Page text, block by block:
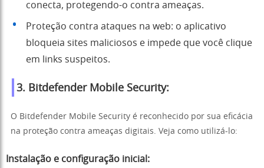
conecta, protegendo-o contra ameaças.
Proteção contra ataques na web: o aplicativo
bloqueia sites maliciosos e impede que você clique
em links suspeitos.
3. Bitdefender Mobile Security:
O Bitdefender Mobile Security é reconhecido por sua eficácia
na proteção contra ameaças digitais. Veja como utilizá-lo:
Instalação e configuração inicial: